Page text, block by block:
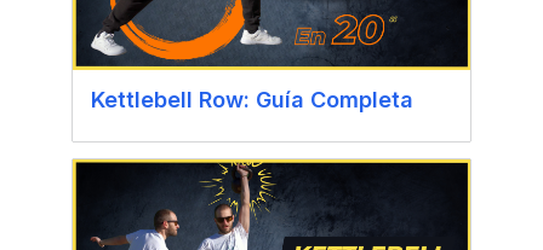
Kettlebell Row: Guía Completa